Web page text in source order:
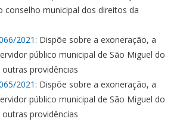
conselho municipal dos direitos da
2021 : Dispõe sobre a exoneração, a
público municipal de São Miguel do
providências
2021 : Dispõe sobre a exoneração, a
público municipal de São Miguel do
providências